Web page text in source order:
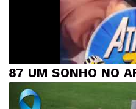
87 UM SONHO NO